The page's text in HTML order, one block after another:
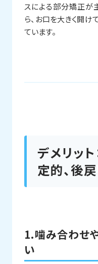
スによる部分矯正が
ら、お口を大きく開
ています。
デメリッ
定的、後
1.噛み合わせ
い